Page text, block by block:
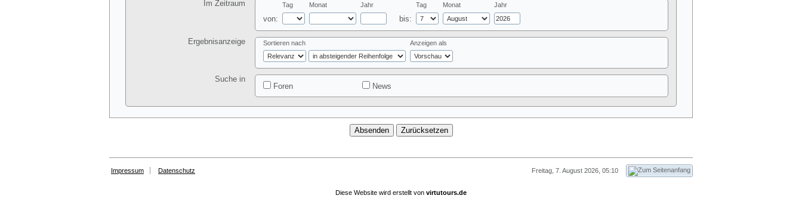
Im Zeitraum
von:
Tag Monat Jahr
bis:
Tag Monat Jahr
Ergebnisanzeige Sortieren nach Anzeigen als
Suche in
Foren
News
Impressum Datenschutz Freitag, 7. August 2026, 05:10
Diese Website wird erstellt von virtutours.de